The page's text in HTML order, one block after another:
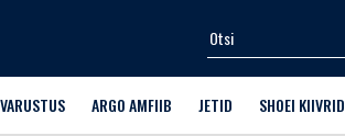
ARGO AMFIIB JETID SHOEI KIIVRID